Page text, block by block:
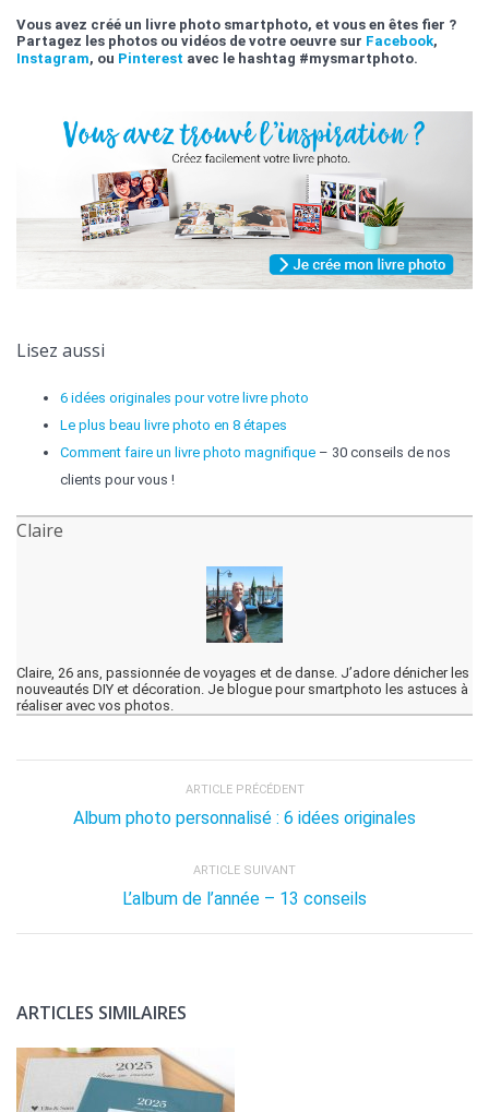
Vous avez créé un livre photo smartphoto, et vous en êtes fier ?
Partagez les photos ou vidéos de votre oeuvre sur Facebook,
Instagram, ou Pinterest avec le hashtag #mysmartphoto.
Lisez aussi
6 idées originales pour votre livre photo
Le plus beau livre photo en 8 étapes
Comment faire un livre photo magnifique – 30 conseils de nos
clients pour vous !
Claire
Claire, 26 ans, passionnée de voyages et de danse. J’adore dénicher les
nouveautés DIY et décoration. Je blogue pour smartphoto les astuces à
réaliser avec vos photos.
ARTICLE PRÉCÉDENT
Album photo personnalisé : 6 idées originales
ARTICLE SUIVANT
L’album de l’année – 13 conseils
ARTICLES SIMILAIRES